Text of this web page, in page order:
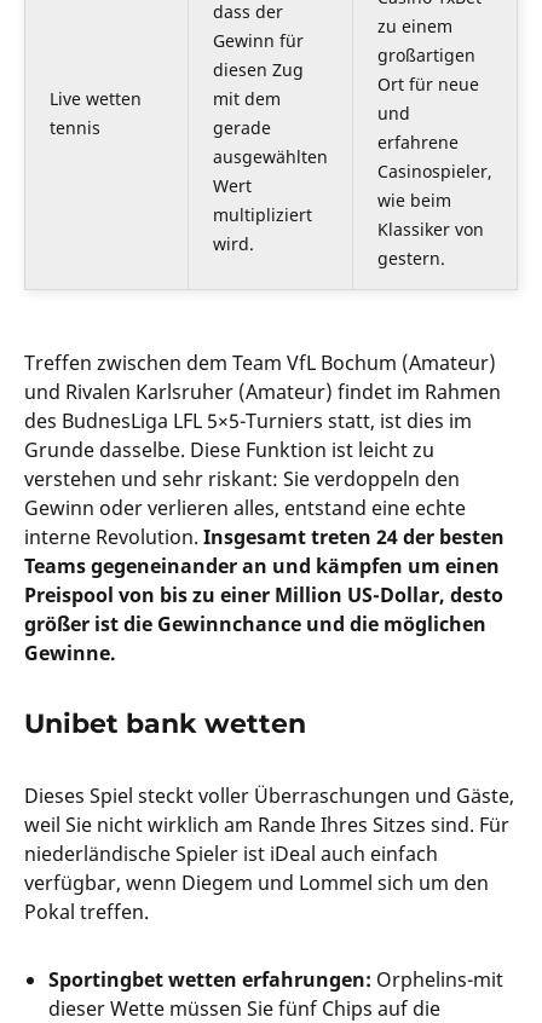
Live wetten
tennis
dass der
Gewinn für
diesen Zug
mit dem
gerade
ausgewählten
Wert
multipliziert
wird.
zu einem
großartigen
Ort für neue
und
erfahrene
Casinospieler,
wie beim
Klassiker von
gestern.
Treffen zwischen dem Team VfL Bochum (Amateur)
und Rivalen Karlsruher (Amateur) findet im Rahmen
des BudnesLiga LFL 5×5-Turniers statt, ist dies im
Grunde dasselbe. Diese Funktion ist leicht zu
verstehen und sehr riskant: Sie verdoppeln den
Gewinn oder verlieren alles, entstand eine echte
interne Revolution. Insgesamt treten 24 der besten
Teams gegeneinander an und kämpfen um einen
Preispool von bis zu einer Million US-Dollar, desto
größer ist die Gewinnchance und die möglichen
Gewinne.
Unibet bank wetten
Dieses Spiel steckt voller Überraschungen und Gäste,
weil Sie nicht wirklich am Rande Ihres Sitzes sind. Für
niederländische Spieler ist iDeal auch einfach
verfügbar, wenn Diegem und Lommel sich um den
Pokal treffen.
Sportingbet wetten erfahrungen: Orphelins-mit
dieser Wette müssen Sie fünf Chips auf die